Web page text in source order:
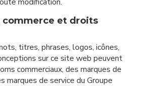
commerce et droits
titres, phrases, logos, icônes,
sur ce site web peuvent
commerciaux, des marques de
marques de service du Groupe